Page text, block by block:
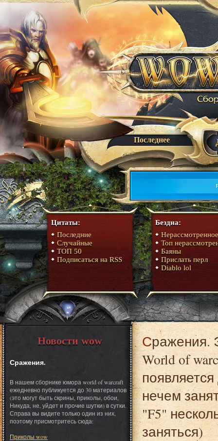
Последнее
Цитаты:
Последние
Случайные
ТОП 50
Подписаться на RSS
Бездна:
Нерассмотренное
Топ
Баяны
Прислать перл
Diablo lol
Новости wow
Сражения.
В нашем сборнике юмора world of warcraft
ежедневно публикуется до 30 материалов
(это могут быть скрины, приколы, обои,
Никуда, не, уйдет и прочие шутки) в сутки.
Справа вы видите только один из них,
поэтому присмотритесь сюда:
Приколы wow
Сражения. Это один из материалов сборника юмора
World of
нечем
"F5"
заняться)